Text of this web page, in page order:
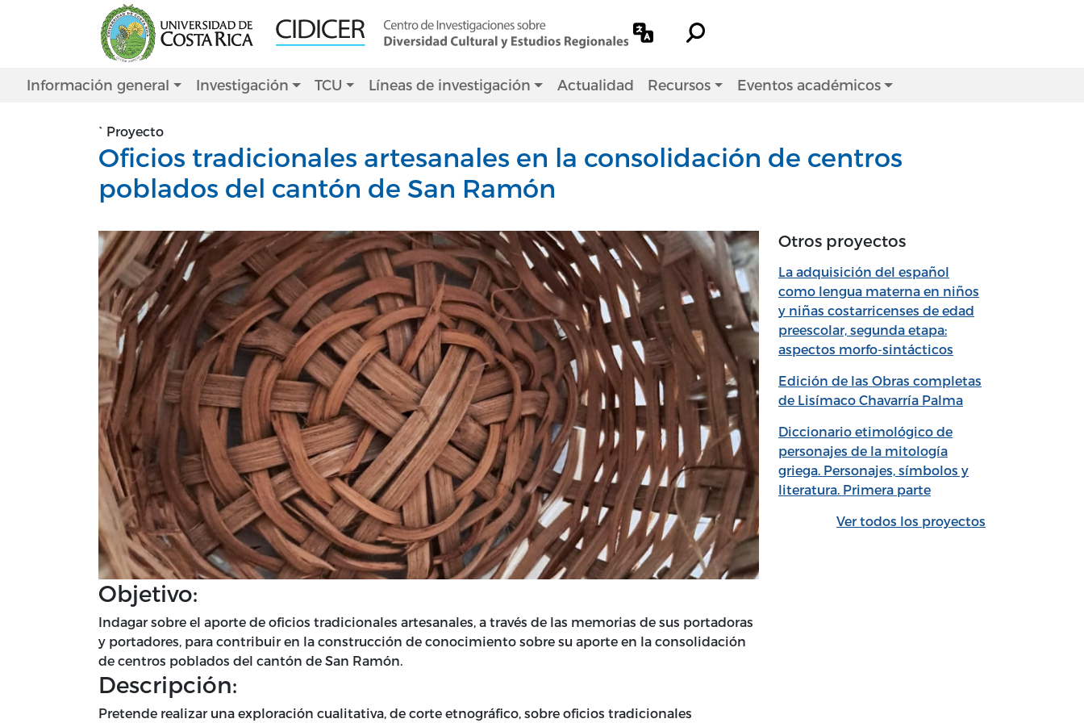
Pasar al contenido principal
Main navigation
Información general Investigación TCU Líneas de investigación Actualidad Recursos Eventos académicos
` Proyecto
Oficios tradicionales artesanales en la consolidación de centros
poblados del cantón de San Ramón
Objetivo:
Indagar sobre el aporte de oficios tradicionales artesanales, a través de las memorias de sus portadoras
y portadores, para contribuir en la construcción de conocimiento sobre su aporte en la consolidación
de centros poblados del cantón de San Ramón.
Descripción:
Pretende realizar una exploración cualitativa, de corte etnográfico, sobre oficios tradicionales
Otros proyectos
La adquisición del español
como lengua materna en niños
y niñas costarricenses de edad
preescolar, segunda etapa:
aspectos morfo-sintácticos
Edición de las Obras completas
de Lisímaco Chavarría Palma
Diccionario etimológico de
personajes de la mitología
griega. Personajes, símbolos y
literatura. Primera parte
Ver todos los proyectos